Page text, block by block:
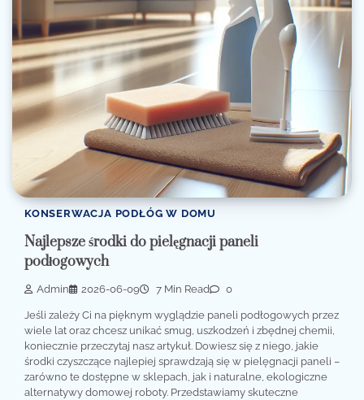
KONSERWACJA PODŁÓG W DOMU
Najlepsze środki do pielęgnacji paneli
podłogowych
Admin 2026-06-09 7 Min Read 0
Jeśli zależy Ci na pięknym wyglądzie paneli podłogowych przez
wiele lat oraz chcesz unikać smug, uszkodzeń i zbędnej chemii,
koniecznie przeczytaj nasz artykuł. Dowiesz się z niego, jakie
środki czyszczące najlepiej sprawdzają się w pielęgnacji paneli –
zarówno te dostępne w sklepach, jak i naturalne, ekologiczne
alternatywy domowej roboty. Przedstawiamy skuteczne